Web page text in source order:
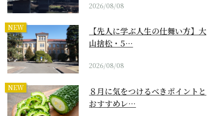
2026/08/08
NEW
【先人に学ぶ人生の仕舞い方】大
山捨松・5…
2026/08/08
NEW
８月に気をつけるべきポイントと
おすすめレ…